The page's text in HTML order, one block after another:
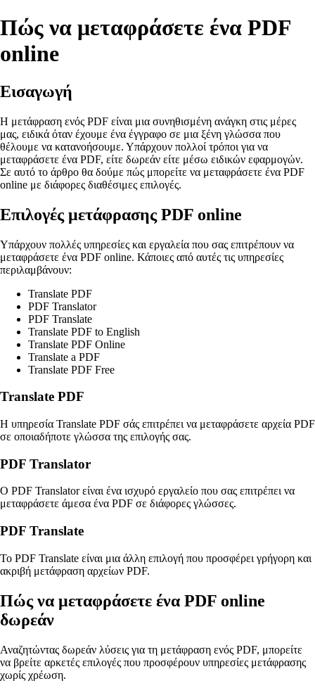
Πώς να μεταφράσετε ένα PDF
online
Εισαγωγή
Η μετάφραση ενός PDF είναι μια συνηθισμένη ανάγκη στις μέρες
μας, ειδικά όταν έχουμε ένα έγγραφο σε μια ξένη γλώσσα που
θέλουμε να κατανοήσουμε. Υπάρχουν πολλοί τρόποι για να
μεταφράσετε ένα PDF, είτε δωρεάν είτε μέσω ειδικών εφαρμογών.
Σε αυτό το άρθρο θα δούμε πώς μπορείτε να μεταφράσετε ένα PDF
online με διάφορες διαθέσιμες επιλογές.
Επιλογές μετάφρασης PDF online
Υπάρχουν πολλές υπηρεσίες και εργαλεία που σας επιτρέπουν να
μεταφράσετε ένα PDF online. Κάποιες από αυτές τις υπηρεσίες
περιλαμβάνουν:
Translate PDF
PDF Translator
PDF Translate
Translate PDF to English
Translate PDF Online
Translate a PDF
Translate PDF Free
Translate PDF
Η υπηρεσία Translate PDF σάς επιτρέπει να μεταφράσετε αρχεία PDF
σε οποιαδήποτε γλώσσα της επιλογής σας.
PDF Translator
Ο PDF Translator είναι ένα ισχυρό εργαλείο που σας επιτρέπει να
μεταφράσετε άμεσα ένα PDF σε διάφορες γλώσσες.
PDF Translate
Το PDF Translate είναι μια άλλη επιλογή που προσφέρει γρήγορη και
ακριβή μετάφραση αρχείων PDF.
Πώς να μεταφράσετε ένα PDF online
δωρεάν
Αναζητώντας δωρεάν λύσεις για τη μετάφραση ενός PDF, μπορείτε
να βρείτε αρκετές επιλογές που προσφέρουν υπηρεσίες μετάφρασης
χωρίς χρέωση.